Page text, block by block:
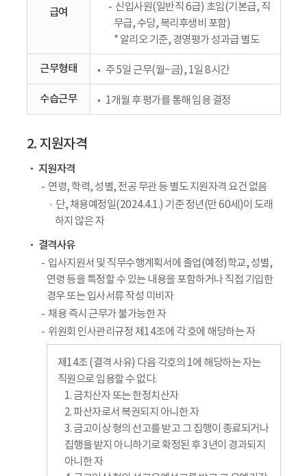
급여
신입사원(일반직 6급) 초임(기본급, 직
무급, 수당, 복리후생비 포함)
* 알리오 기준, 경영평가 성과급 별도
근무형태 주 5일 근무(월~금), 1일 8시간
수습근무 1개월 후 평가를 통해 임용 결정
2. 지원자격
지원자격
연령, 학력, 성별, 전공 무관 등 별도 지원자격 요건 없음
단, 채용예정일(2024.4.1.) 기준 정년(만 60세)이 도래
하지 않은 자
결격사유
입사지원서 및 직무수행계획서에 졸업(예정)학교, 성별,
연령 등을 특정할 수 있는 내용을 포함하거나 직접 기입한
경우 또는 입사서류 작성 미비자
채용 즉시 근무가 불가능한 자
위원회 인사관리규정 제14조에 각 호에 해당하는 자
제14조 (결격 사유) 다음 각호의 1에 해당하는 자는
직원으로 임용할 수 없다.
1. 금치산자 또는 한정치산자
2. 파산자로서 복권되지 아니한 자
3. 금고이상 형의 선고를 받고 그 집행이 종료되거나
집행을 받지 아니하기로 확정된 후 3년이 경과되지
아니한 자